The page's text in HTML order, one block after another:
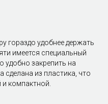
гораздо удобнее держать
имеется специальный
закрепить на
сделана из пластика, что
и компактной.